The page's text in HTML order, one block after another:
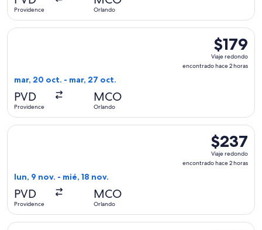
Providence Orlando
$179
Viaje
redondo,
$179
Viaje redondo
encontrado hace 2 horas
mar, 20 oct. - mar, 27 oct.
PVD
Providence
MCO
Orlando
Seleccionar vuelo de Breeze Airways, con salida el mar,
$237
Viaje
redondo,
$237
Viaje redondo
encontrado hace 2 horas
lun, 9 nov. - mié, 18 nov.
PVD
Providence
MCO
Orlando
Seleccionar vuelo de JetBlue Airways, con salida el lun, 9
Seleccionar vuelo de Southwest Airlines, con salida el lun,